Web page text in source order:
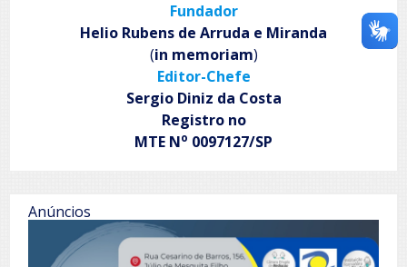
Fundador
Helio Rubens de Arruda e Miranda
(in memoriam)
Editor-Chefe
Sergio Diniz da Costa
Registro no
MTE No 0097127/SP
Anúncios